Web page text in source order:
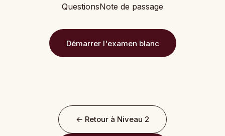
QuestionsNote de passage
Démarrer l'examen blanc
← Retour à Niveau 2